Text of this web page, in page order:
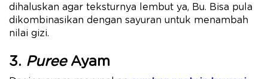
dihaluskan agar teksturnya lembut ya, Bu. Bisa pula
dikombinasikan dengan sayuran untuk menambah
nilai gizi.
3. PureeAyam